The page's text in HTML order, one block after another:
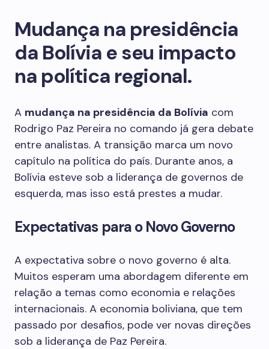
Mudança na presidência
da Bolívia e seu impacto
na política regional.
A mudança na presidência da Bolívia com
Rodrigo Paz Pereira no comando já gera debate
entre analistas. A transição marca um novo
capítulo na política do país. Durante anos, a
Bolívia esteve sob a liderança de governos de
esquerda, mas isso está prestes a mudar.
Expectativas para o Novo Governo
A expectativa sobre o novo governo é alta.
Muitos esperam uma abordagem diferente em
relação a temas como economia e relações
internacionais. A economia boliviana, que tem
passado por desafios, pode ver novas direções
sob a liderança de Paz Pereira.